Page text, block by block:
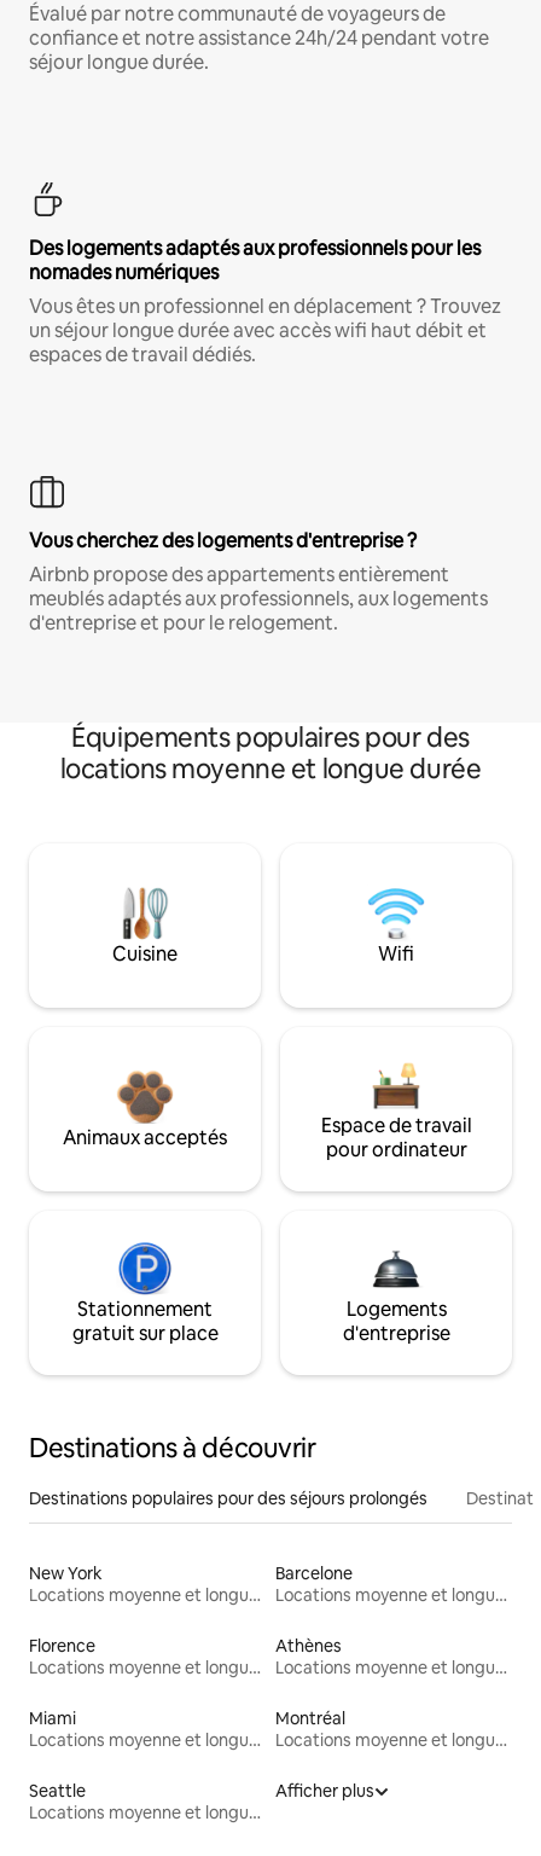
Évalué par notre communauté de voyageurs de
confiance et notre assistance 24h/24 pendant votre
séjour longue durée.
Des logements adaptés aux professionnels pour les
nomades numériques
Vous êtes un professionnel en déplacement ? Trouvez
un séjour longue durée avec accès wifi haut débit et
espaces de travail dédiés.
Vous cherchez des logements d'entreprise ?
Airbnb propose des appartements entièrement
meublés adaptés aux professionnels, aux logements
d'entreprise et pour le relogement.
Équipements populaires pour des
locations moyenne et longue durée
Cuisine Wifi
Animaux acceptés
Espace de travail
pour ordinateur
Stationnement
gratuit sur place
Logements
d'entreprise
Destinations à découvrir
Destinations populaires pour des séjours prolongés
New York
Locations moyenne et longue durée
Barcelone
Locations moyenne et longue durée
Florence
Locations moyenne et longue durée
Athènes
Locations moyenne et longue durée
Miami
Locations moyenne et longue durée
Montréal
Locations moyenne et longue durée
Seattle
Locations moyenne et longue durée
Afficher plus